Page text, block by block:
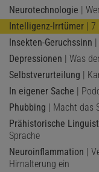
Neurotechnologie |
Intelligenz-Irrtümer | 7
Insekten-Geruchssinn
Depressionen | Was
Selbstverurteilung |
In eigener Sache |
Phubbing | Macht das
Prähistorische
Sprache
Neuroinflammation |
Hirnalterung ein